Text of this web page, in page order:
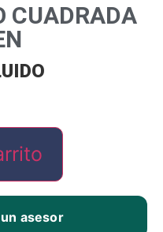
CUADRADA
asesor